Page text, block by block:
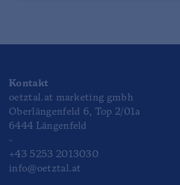
Kontakt
oetztal.at marketing gmbh
Oberlängenfeld 6, Top 2/01a
6444 Längenfeld
-
+43 5253 2013030
info@oetztal.at